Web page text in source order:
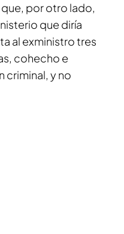
por otro lado,
que diría
al exministro tres
cohecho e
criminal, y no